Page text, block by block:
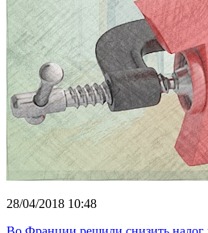
28/04/2018 10:48